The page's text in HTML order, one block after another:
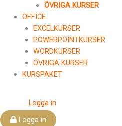
ÖVRIGA KURSER
OFFICE
EXCELKURSER
POWERPOINTKURSER
WORDKURSER
ÖVRIGA KURSER
KURSPAKET
Logga in
Logga in